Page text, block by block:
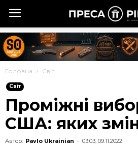
Головна Cвіт
Cвіт
Проміжні
США: яких
Автор: Pavlo Ukrainian - 03:03, 09.11.2022